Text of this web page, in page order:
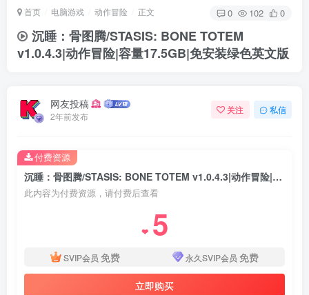
首页 电脑游戏 动作冒险 正文 0 102 0
沉睡：骨图腾/STASIS: BONE TOTEM
v1.0.4.3|动作冒险|容量17.5GB|免安装绿色英文版
网友投稿
2年前发布
关注 私信
沉睡：骨图腾/STASIS: BONE TOTEM v1.0.4.3|动作冒险|容量17.5GB|免安装绿色英文版
此内容为付费资源，请付费后查看
❤ 5
SVIP会员 免费 永久SVIP会员 免费
立即购买
付费资源